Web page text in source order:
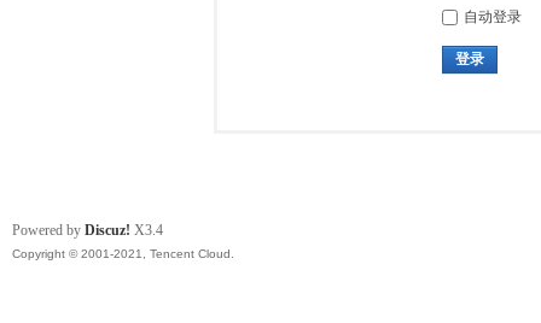
自动登录
登录
Powered by Discuz! X3.4
Copyright © 2001-2021, Tencent Cloud.